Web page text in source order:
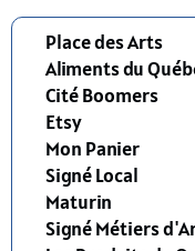
Place des Arts
Aliments du
Cité Boomers
Etsy
Mon Panier
Signé Local
Maturin
Signé Métiers